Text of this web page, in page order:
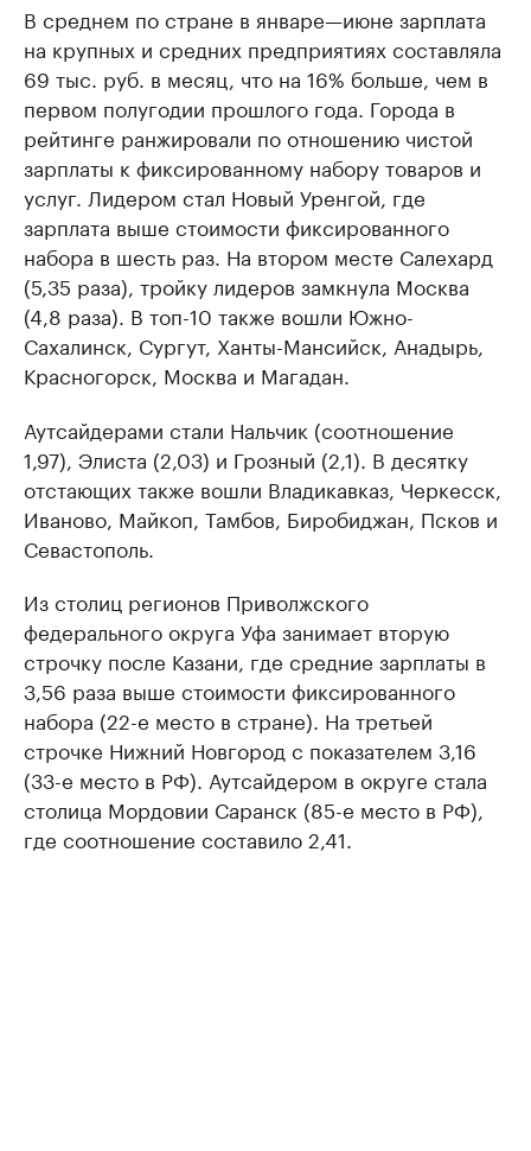
В среднем по стране в январе—июне зарплата
на крупных и средних предприятиях составляла
69 тыс. руб. в месяц, что на 16% больше, чем в
первом полугодии прошлого года. Города в
рейтинге ранжировали по отношению чистой
зарплаты к фиксированному набору товаров и
услуг. Лидером стал Новый Уренгой, где
зарплата выше стоимости фиксированного
набора в шесть раз. На втором месте Салехард
(5,35 раза), тройку лидеров замкнула Москва
(4,8 раза). В топ-10 также вошли Южно-
Сахалинск, Сургут, Ханты-Мансийск, Анадырь,
Красногорск, Москва и Магадан.
Аутсайдерами стали Нальчик (соотношение
1,97), Элиста (2,03) и Грозный (2,1). В десятку
отстающих также вошли Владикавказ, Черкесск,
Иваново, Майкоп, Тамбов, Биробиджан, Псков и
Севастополь.
Из столиц регионов Приволжского
федерального округа Уфа занимает вторую
строчку после Казани, где средние зарплаты в
3,56 раза выше стоимости фиксированного
набора (22-е место в стране). На третьей
строчке Нижний Новгород с показателем 3,16
(33-е место в РФ). Аутсайдером в округе стала
столица Мордовии Саранск (85-е место в РФ),
где соотношение составило 2,41.